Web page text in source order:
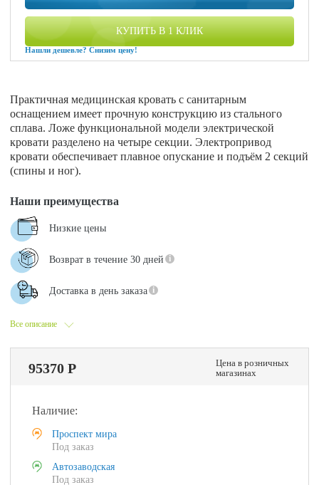
КУПИТЬ В 1 КЛИК
Нашли дешевле? Снизим цену!
Практичная медицинская кровать с санитарным
оснащением имеет прочную конструкцию из стального
сплава. Ложе функциональной модели электрической
кровати разделено на четыре секции. Электропривод
кровати обеспечивает плавное опускание и подъём 2 секций
(спины и ног).
Все описание
Наши преимущества
Низкие цены
Возврат в течение 30 дней
Доставка в день заказа
95370 Р
Цена в розничных
магазинах
Наличие:
Проспект мира
Под заказ
Автозаводская
Под заказ